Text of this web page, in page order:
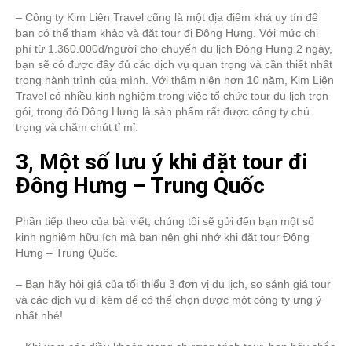
– Công ty Kim Liên Travel cũng là một địa điểm khá uy tín để
bạn có thể tham khảo và đặt tour đi Đông Hưng. Với mức chi
phí từ 1.360.000đ/người cho chuyến du lịch Đông Hưng 2 ngày,
bạn sẽ có được đầy đủ các dịch vụ quan trọng và cần thiết nhất
trong hành trình của mình. Với thâm niên hơn 10 năm, Kim Liên
Travel có nhiều kinh nghiệm trong việc tổ chức tour du lịch trọn
gói, trong đó Đông Hưng là sản phẩm rất được công ty chú
trọng và chăm chút tỉ mỉ.
3, Một số lưu ý khi đặt tour đi
Đông Hưng – Trung Quốc
Phần tiếp theo của bài viết, chúng tôi sẽ gửi đến bạn một số
kinh nghiệm hữu ích mà bạn nên ghi nhớ khi đặt tour Đông
Hưng – Trung Quốc.
– Bạn hãy hỏi giá của tối thiểu 3 đơn vị du lịch, so sánh giá tour
và các dịch vụ đi kèm để có thể chọn được một công ty ưng ý
nhất nhé!